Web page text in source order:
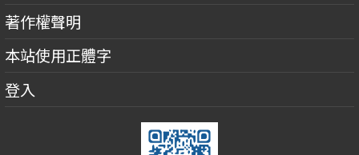
著作權聲明
本站使用正體字
登入